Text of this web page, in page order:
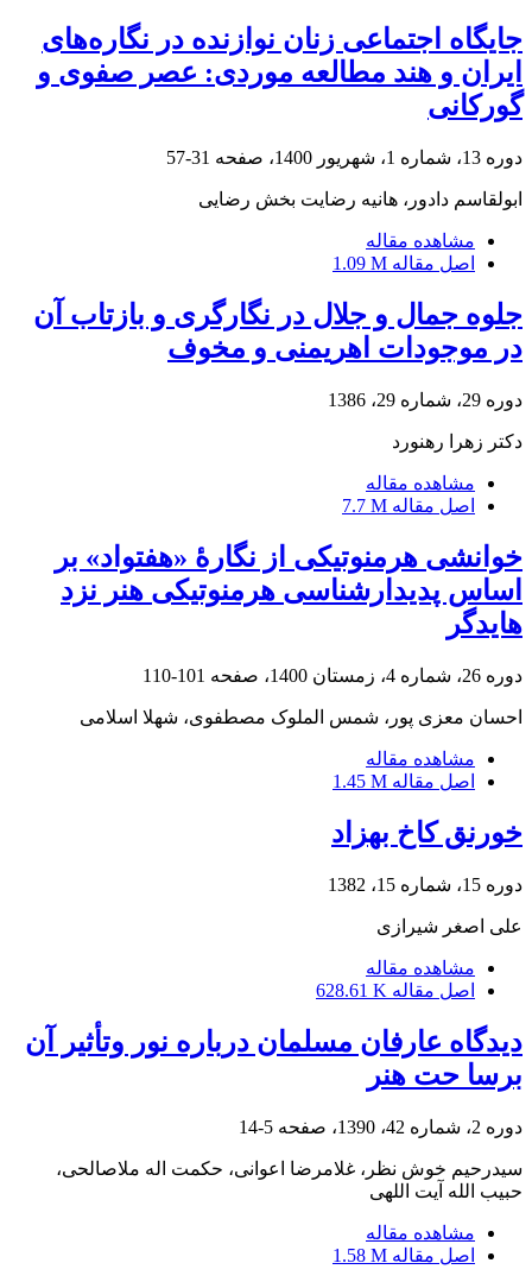
جایگاه اجتماعی زنان نوازنده در نگاره‌های
ایران و هند مطالعه موردی: عصر صفوی و
گورکانی
دوره 13، شماره 1، شهریور 1400، صفحه 31-57
ابولقاسم دادور، هانیه رضایت بخش رضایی
مشاهده مقاله
اصل مقاله 1.09 M
جلوه جمال و جلال در نگارگری و بازتاب آن
در موجودات اهریمنی و مخوف
دوره 29، شماره 29، 1386
دکتر زهرا رهنورد
مشاهده مقاله
اصل مقاله 7.7 M
خوانشی هرمنوتیکی از نگارۀ «هفت‏واد» بر
اساس پدیدارشناسی هرمنوتیکی هنر نزد
هایدگر
دوره 26، شماره 4، زمستان 1400، صفحه 101-110
احسان معزی پور، شمس الملوک مصطفوی، شهلا اسلامی
مشاهده مقاله
اصل مقاله 1.45 M
خورنق کاخ بهزاد
دوره 15، شماره 15، 1382
علی اصغر شیرازی
مشاهده مقاله
اصل مقاله 628.61 K
دیدگاه عارفان مسلمان درباره نور وتأثیر آن
برسا حت هنر
دوره 2، شماره 42، 1390، صفحه 5-14
سیدرحیم خوش نظر، غلامرضا اعوانی، حکمت اله ملاصالحی،
حبیب الله آیت اللهی
مشاهده مقاله
اصل مقاله 1.58 M